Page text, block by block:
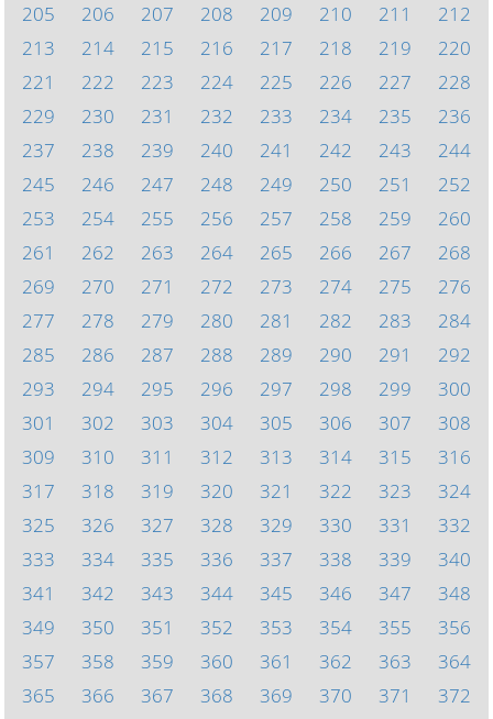
205
206 207 208 209 210 211
212
213
214 215 216 217 218 219
220
221
222 223 224 225 226 227
228
229
230 231 232 233 234 235
236
237
238 239 240 241 242 243
244
245
246 247 248 249 250 251
252
253
254 255 256 257 258 259
260
261
262 263 264 265 266 267
268
269
270 271 272 273 274 275
276
277
278 279 280 281 282 283
284
285
286 287 288 289 290 291
292
293
294 295 296 297 298 299
300
301
302 303 304 305 306 307
308
309
310 311 312 313 314 315
316
317
318 319 320 321 322 323
324
325
326 327 328 329 330 331
332
333
334 335 336 337 338 339
340
341
342 343 344 345 346 347
348
349
350 351 352 353 354 355
356
357
358 359 360 361 362 363
364
365
366 367 368 369 370 371
372